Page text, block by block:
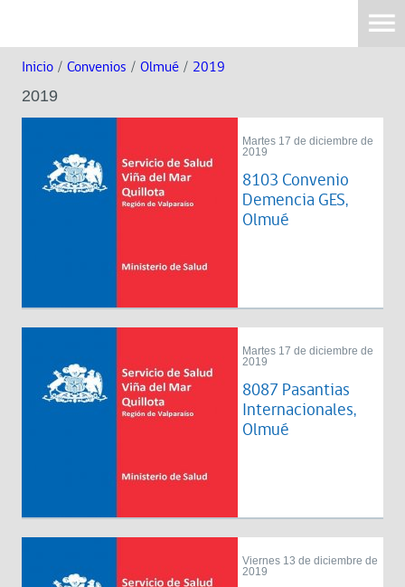
Inicio / Convenios / Olmué / 2019
2019
Martes 17 de diciembre de
2019
8103 Convenio
Demencia GES,
Olmué
Martes 17 de diciembre de
2019
8087 Pasantias
Internacionales,
Olmué
Viernes 13 de diciembre de
2019